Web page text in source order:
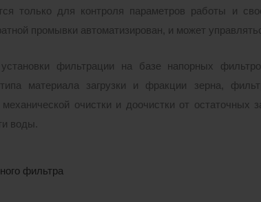
только для контроля параметров работы и
промывки автоматизирован, и может
фильтрации на базе напорных
материала загрузки и фракции зерна,
очистки и доочистки от остаточных
воды.
фильтра